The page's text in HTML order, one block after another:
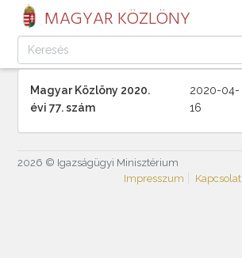
MAGYAR KÖZLÖNY
Magyar Közlöny 2020.
évi 77. szám
2020-04-
16
2026 © Igazságügyi Minisztérium
Impresszum
Kapcsolat